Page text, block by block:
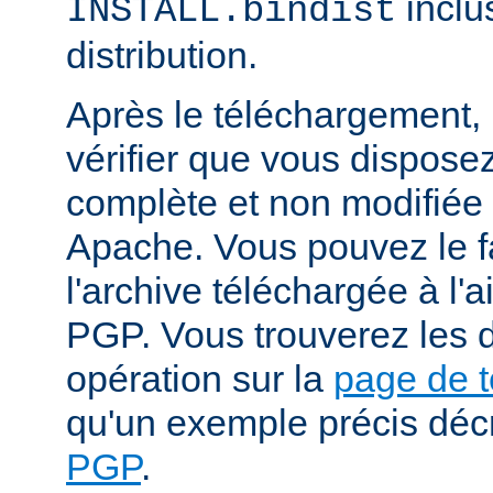
INSTALL.bindist
distribution.
Après le
vérifier que vous
complète et non
Apache. Vous pouvez le
l'archive téléchargée à
PGP. Vous trouverez les
opération sur la page de
qu'un exemple précis
PGP.